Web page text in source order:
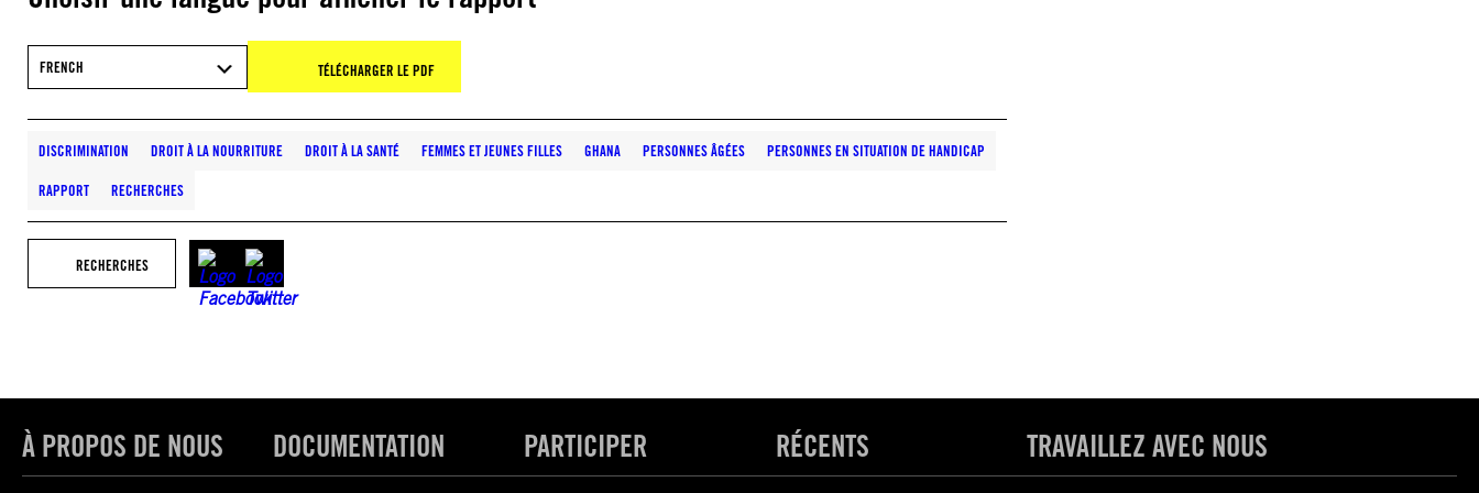
FRENCH TÉLÉCHARGER LE PDF
DISCRIMINATION DROIT À LA NOURRITURE DROIT À LA SANTÉ FEMMES ET JEUNES FILLES GHANA PERSONNES ÂGÉES PERSONNES EN SITUATION DE HANDICAP
RAPPORT RECHERCHES
RECHERCHES
À PROPOS DE NOUS DOCUMENTATION PARTICIPER RÉCENTS TRAVAILLEZ AVEC NOUS